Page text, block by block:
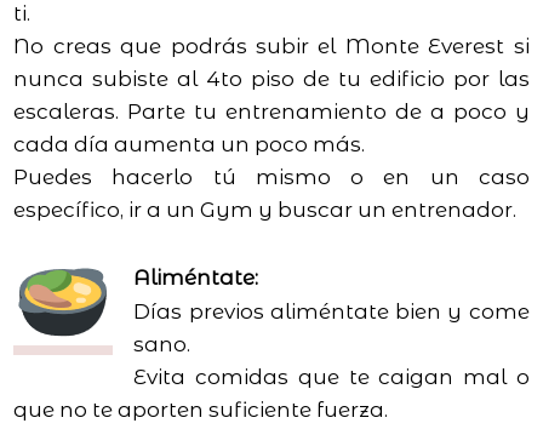
ti.
No creas que podrás subir el Monte Everest si
nunca subiste al 4to piso de tu edificio por las
escaleras. Parte tu entrenamiento de a poco y
cada día aumenta un poco más.
Puedes hacerlo tú mismo o en un caso
específico, ir a un Gym y buscar un entrenador.
Aliméntate:
Días previos aliméntate bien y come
sano.
Evita comidas que te caigan mal o
que no te aporten suficiente fuerza.